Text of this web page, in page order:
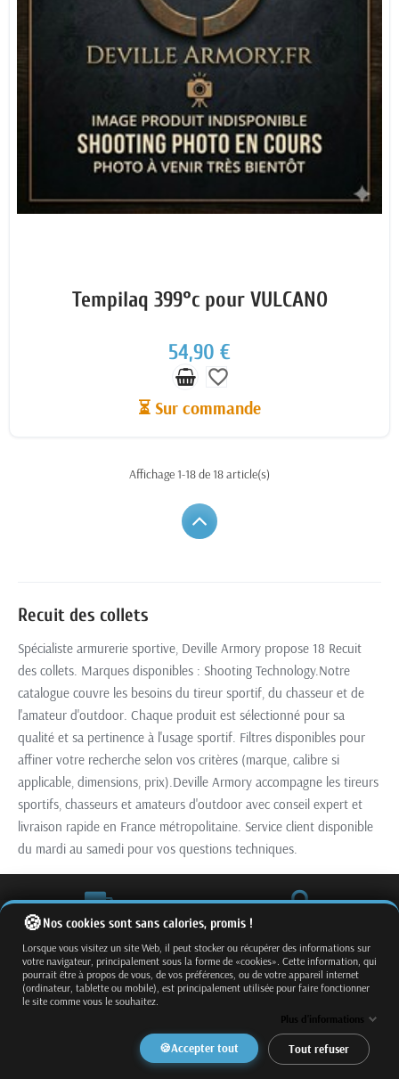
Tempilaq 399°c pour VULCANO
54,90 €
favorite_border
⏳ Sur commande
Affichage 1-18 de 18 article(s)
Recuit des collets
Spécialiste armurerie sportive, Deville Armory propose 18 Recuit
des collets. Marques disponibles : Shooting Technology.Notre
catalogue couvre les besoins du tireur sportif, du chasseur et de
l'amateur d'outdoor. Chaque produit est sélectionné pour sa
qualité et sa pertinence à l'usage sportif. Filtres disponibles pour
affiner votre recherche selon vos critères (marque, calibre si
applicable, dimensions, prix).Deville Armory accompagne les tireurs
sportifs, chasseurs et amateurs d'outdoor avec conseil expert et
livraison rapide en France métropolitaine. Service client disponible
du mardi au samedi pour vos questions techniques.
Livraison gratuite
En France à partir de 1000 €
d'achats
vers la france métropolitaine
Paiement sécurisé
Paiement en ligne 100% sécurisé
Appelez nous Ecrivez nous
Nos cookies sont sans calories, promis !
Lorsque vous visitez un site Web, il peut stocker ou récupérer des informations sur
votre navigateur, principalement sous la forme de «cookies». Cette information, qui
pourrait être à propos de vous, de vos préférences, ou de votre appareil internet
(ordinateur, tablette ou mobile), est principalement utilisée pour faire fonctionner
le site comme vous le souhaitez.
Plus d'informations
Accepter tout Tout refuser